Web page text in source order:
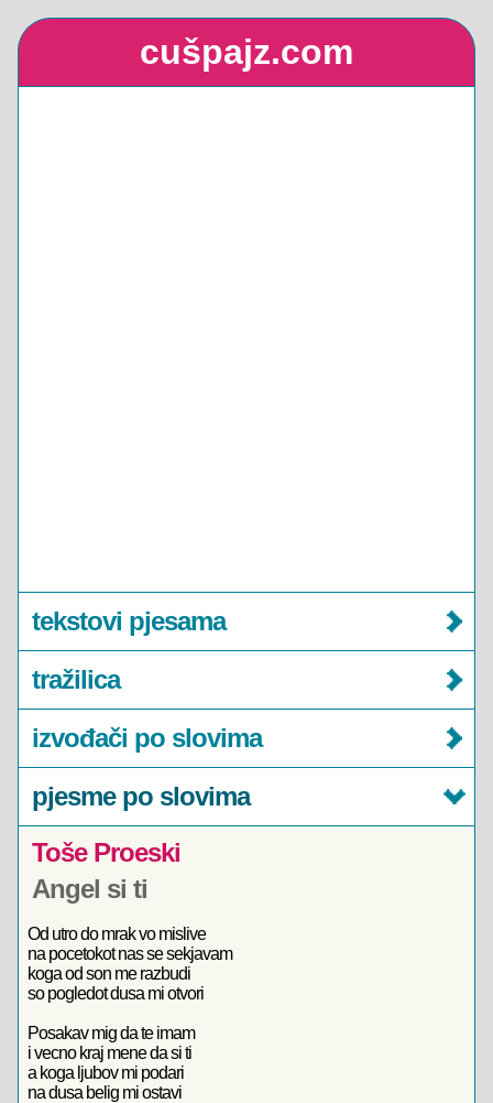
cušpajz.com
tekstovi pjesama
tražilica
izvođači po slovima
pjesme po slovima
Toše Proeski
Angel si ti
Od utro do mrak vo mislive
na pocetokot nas se sekjavam
koga od son me razbudi
so pogledot dusa mi otvori
Posakav mig da te imam
i vecno kraj mene da si ti
a koga ljubov mi podari
na dusa belig mi ostavi